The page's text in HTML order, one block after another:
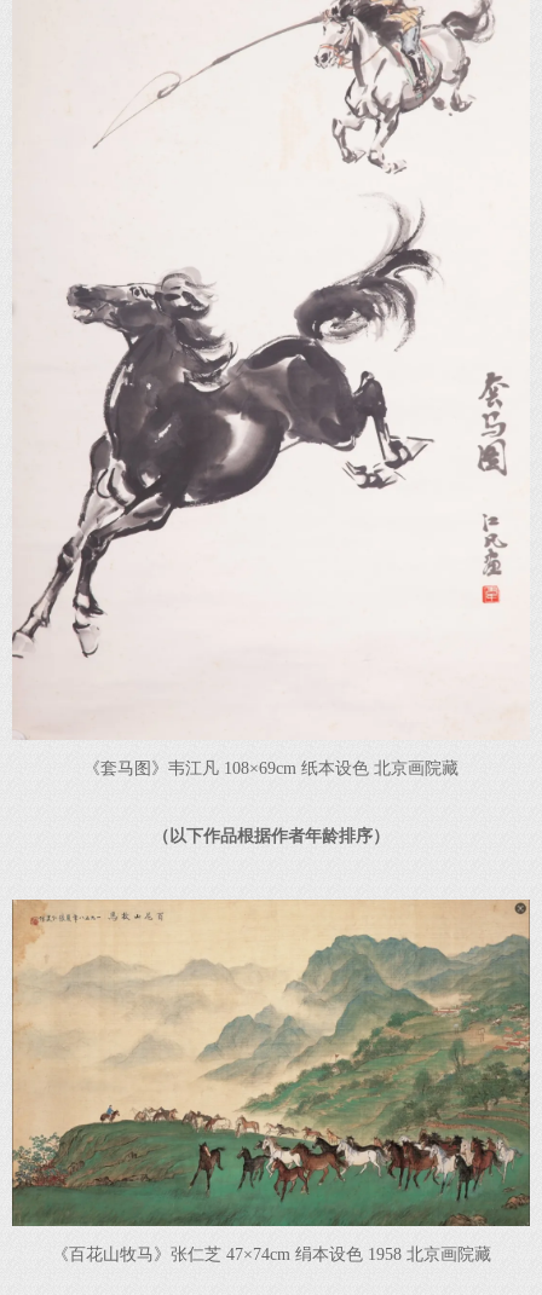
《套马图》韦江凡 108×69cm 纸本设色 北京画院藏
（以下作品根据作者年龄排序）
《百花山牧马》张仁芝 47×74cm 绢本设色 1958 北京画院藏